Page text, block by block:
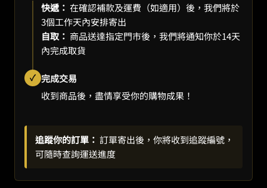
快遞： 在確認補款及運費（如適用）後，我們將於
3個工作天內安排寄出
自取： 商品送達指定門市後，我們將通知你於14天
內完成取貨
✓ 完成交易
收到商品後，盡情享受你的購物成果！
追蹤你的訂單： 訂單寄出後，你將收到追蹤編號，
可隨時查詢運送進度